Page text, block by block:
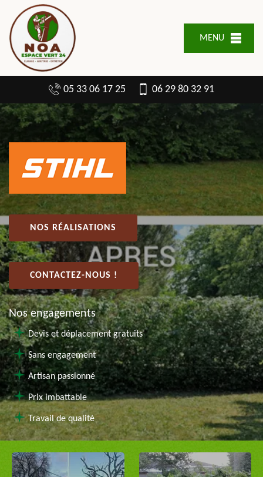
MENU
05 33 06 17 25 06 29 80 32 91
NOS RÉALISATIONS
CONTACTEZ-NOUS !
Nos engagements
Devis et déplacement gratuits
Sans engagement
Artisan passionné
Prix imbattable
Travail de qualité